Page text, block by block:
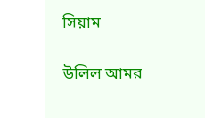
সিয়াম
উলিল আমর